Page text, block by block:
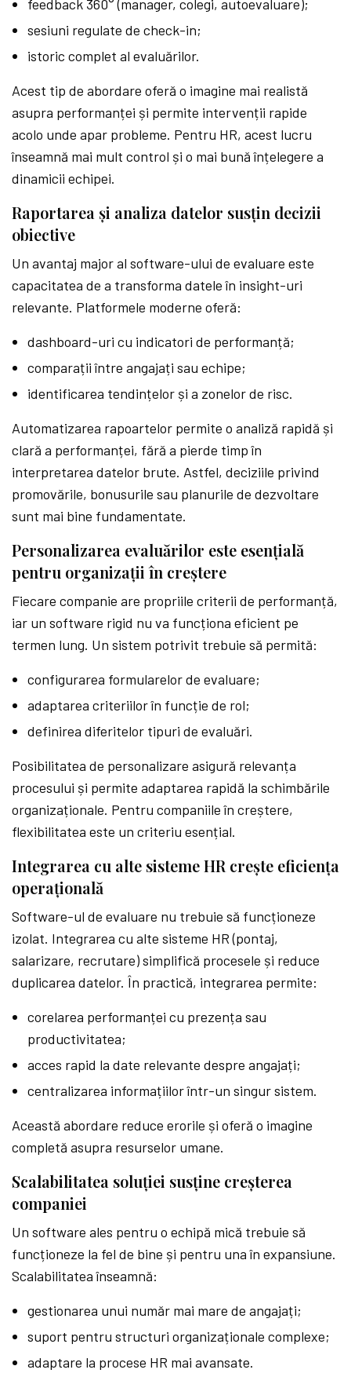
feedback 360° (manager, colegi, autoevaluare);
sesiuni regulate de check-in;
istoric complet al evaluărilor.
Acest tip de abordare oferă o imagine mai realistă
asupra performanței și permite intervenții rapide
acolo unde apar probleme. Pentru HR, acest lucru
înseamnă mai mult control și o mai bună înțelegere a
dinamicii echipei.
Raportarea și analiza datelor susțin decizii
obiective
Un avantaj major al software-ului de evaluare este
capacitatea de a transforma datele în insight-uri
relevante. Platformele moderne oferă:
dashboard-uri cu indicatori de performanță;
comparații între angajați sau echipe;
identificarea tendințelor și a zonelor de risc.
Automatizarea rapoartelor permite o analiză rapidă și
clară a performanței, fără a pierde timp în
interpretarea datelor brute. Astfel, deciziile privind
promovările, bonusurile sau planurile de dezvoltare
sunt mai bine fundamentate.
Personalizarea evaluărilor este esențială
pentru organizații în creștere
Fiecare companie are propriile criterii de performanță,
iar un software rigid nu va funcționa eficient pe
termen lung. Un sistem potrivit trebuie să permită:
configurarea formularelor de evaluare;
adaptarea criteriilor în funcție de rol;
definirea diferitelor tipuri de evaluări.
Posibilitatea de personalizare asigură relevanța
procesului și permite adaptarea rapidă la schimbările
organizaționale. Pentru companiile în creștere,
flexibilitatea este un criteriu esențial.
Integrarea cu alte sisteme HR crește eficiența
operațională
Software-ul de evaluare nu trebuie să funcționeze
izolat. Integrarea cu alte sisteme HR (pontaj,
salarizare, recrutare) simplifică procesele și reduce
duplicarea datelor. În practică, integrarea permite:
corelarea performanței cu prezența sau
productivitatea;
acces rapid la date relevante despre angajați;
centralizarea informațiilor într-un singur sistem.
Această abordare reduce erorile și oferă o imagine
completă asupra resurselor umane.
Scalabilitatea soluției susține creșterea
companiei
Un software ales pentru o echipă mică trebuie să
funcționeze la fel de bine și pentru una în expansiune.
Scalabilitatea înseamnă:
gestionarea unui număr mai mare de angajați;
suport pentru structuri organizaționale complexe;
adaptare la procese HR mai avansate.